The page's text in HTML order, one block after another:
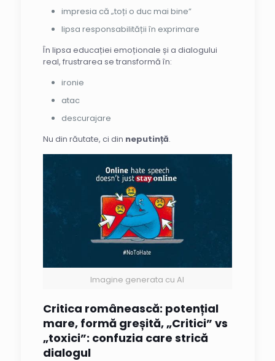
impresia că „toți o duc mai bine”
lipsa responsabilității în exprimare
În lipsa educației emoționale și a dialogului
real, frustrarea se transformă în:
ironie
atac
descurajare
Nu din răutate, ci din neputință.
Imagine generata cu AI
Critica românească: potențial
mare, formă greșită, „Critici” vs
„toxici”: confuzia care strică
dialogul